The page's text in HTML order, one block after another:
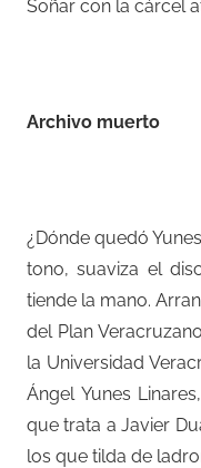
Soñar con la cárcel
Archivo muerto
¿Dónde quedó
tono, suaviza el
tiende la mano.
del Plan
la Universidad
Ángel Yunes
que trata a Javier
los que tilda de